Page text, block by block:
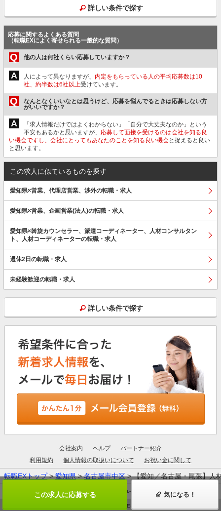
この求人に応募する 気になる！
詳しい条件で探す
応募に関するよくある質問
（転職EXによく寄せられる一般的な質問）
Q 他の人は何社くらい応募していますか？
A 人によって異なりますが、 内定をもらっている人の平均応募数は10
社、約半数は6社以上受けています。
Q
なんとなくいいなとは思うけど、応募を悩んでるときは応募しない方
がいいですか？
A
「求人情報だけではよくわからない」「自分で大丈夫なのか」という
不安もあるかと思いますが、 応募して面接を受けるのは会社を知る良
い機会ですし、会社にとってもあなたのことを知る良い機会と捉えると良い
と思います。
この求人に似ているものを探す
愛知県×営業、代理店営業、渉外の転職・求人
愛知県×営業、企画営業(法人)の転職・求人
愛知県×斡旋カウンセラー、派遣コーディネーター、人材コンサルタン
ト、人材コーディネーターの転職・求人
週休2日の転職・求人
未経験歓迎の転職・求人
詳しい条件で探す
会社案内 ヘルプ
パートナー紹介
利用規約
個人情報の取扱いについて お祝い金に関して
転職EXトップ>愛知県>名古屋市中区> 【愛知／名古屋・尾張】人
厚生労働大臣許可：13-ユ-305190
© ZIGExN ALL RIGHTS RESERVED.